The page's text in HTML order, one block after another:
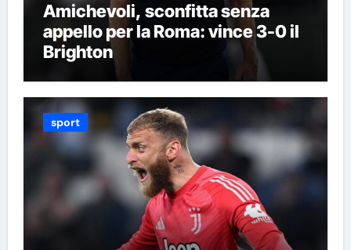
Amichevoli, sconfitta senza
appello per la Roma: vince 3-0 il
Brighton
sport